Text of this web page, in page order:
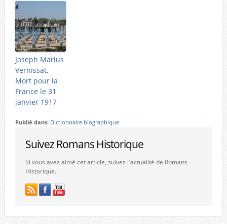
Joseph Marius
Vernissat,
Mort pour la
France le 31
janvier 1917
Publié dans: Dictionnaire biographique
Suivez Romans Historique
Si vous avez aimé cet article, suivez l'actualité de Romans
Historique.